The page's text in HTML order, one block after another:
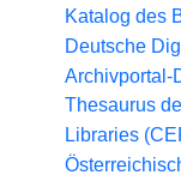
Katalog des
Deutsche
Archivportal-
Thesaurus
Libraries